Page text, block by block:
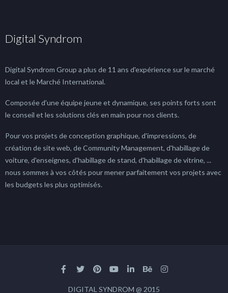
Digital Syndrom
Digital Syndrom Group a plus de 11 ans d'expérience sur le marché
local et le Marché International.
Composée d'une équipe jeune et dynamique, ses points forts sont
le conseil et les solutions clés en main pour nos clients.
Pour vos projets de conception graphique, d'impressions, de
création de site web, de Community Management, d'habillage de
voiture, d'enseignes, d'habillage de stand, d'habillage de vitrine, ...
nous sommes à vos côtés pour mener parfaitement vos projets avec
les budgets les plus optimisés.
DIGITAL SYNDROM @ 2015